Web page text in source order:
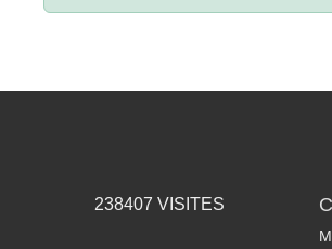
238407 VISITES